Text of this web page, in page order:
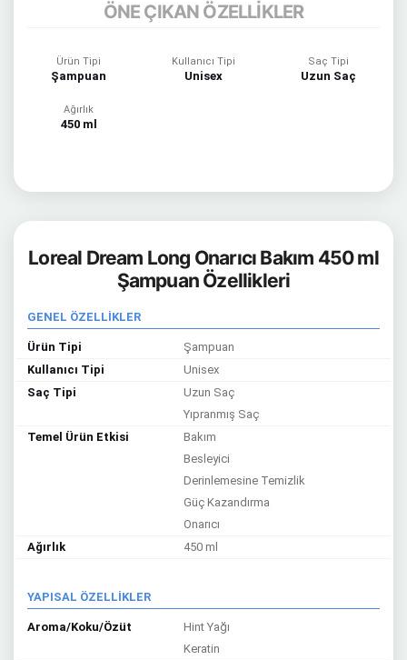
ÖNE ÇIKAN ÖZELLİKLER
Ürün Tipi
Şampuan
Kullanıcı Tipi
Unisex
Saç Tipi
Uzun Saç
Ağırlık
450 ml
Loreal Dream Long Onarıcı Bakım 450 ml
Şampuan Özellikleri
GENEL ÖZELLİKLER
Ürün Tipi
Şampuan
Kullanıcı Tipi
Unisex
Saç Tipi
Uzun Saç
Yıpranmış Saç
Temel Ürün Etkisi
Bakım
Besleyici
Derinlemesine Temizlik
Güç Kazandırma
Onarıcı
Ağırlık
450 ml
YAPISAL ÖZELLİKLER
Aroma/Koku/Özüt
Hint Yağı
Keratin